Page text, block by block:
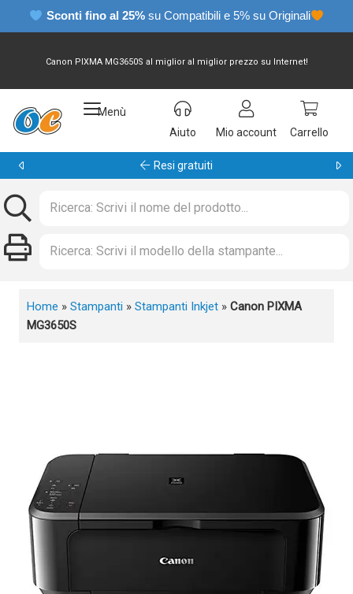
Sconti fino al 25% su Compatibili e 5% su Originali
Canon PIXMA MG3650S al miglior al miglior prezzo su Internet!
Menù
Aiuto
Mio account Carrello
Garanzia 24 mesi
Home » Stampanti » Stampanti Inkjet » Canon PIXMA
MG3650S